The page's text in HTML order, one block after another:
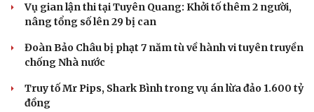
Cải chính
Vụ gian lận thi tại Tuyên Quang: Khởi tố thêm 2 người,
nâng tổng số lên 29 bị can
Đoàn Bảo Châu bị phạt 7 năm tù về hành vi tuyên truyền
chống Nhà nước
Truy tố Mr Pips, Shark Bình trong vụ án lừa đảo 1.600 tỷ
đồng